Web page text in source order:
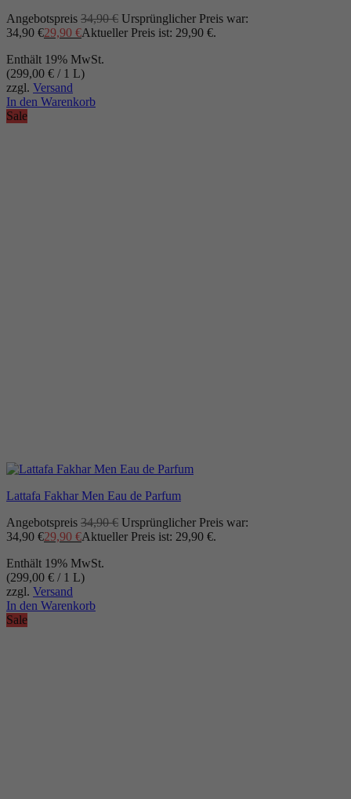
Angebotspreis 34,90€ Ursprünglicher Preis war:
34,90 €29,90 €Aktueller Preis ist: 29,90 €.
Enthält 19% MwSt.
(299,00 € / 1 L)
zzgl. Versand
In den Warenkorb
Sale
Lattafa Fakhar Men Eau de Parfum
Angebotspreis 34,90€ Ursprünglicher Preis war:
34,90 €29,90 €Aktueller Preis ist: 29,90 €.
Enthält 19% MwSt.
(299,00 € / 1 L)
zzgl. Versand
In den Warenkorb
Sale